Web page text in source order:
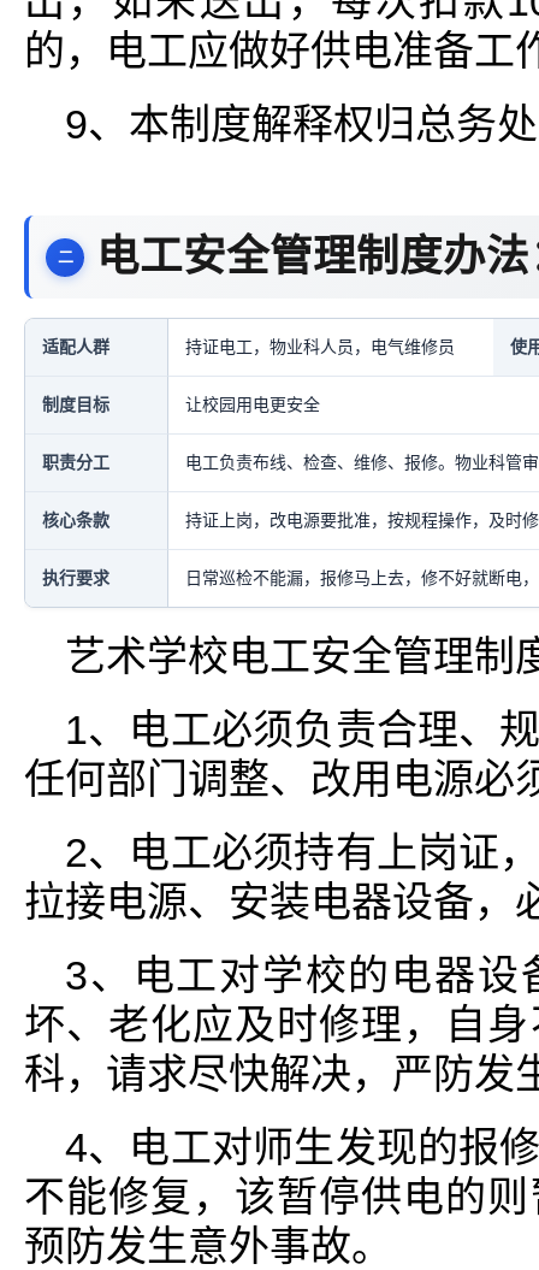
的，电工应做好供电准备工
9、本制度解释权归总务
电工安全管理制度办
适配人群 持证电工，物业科人员，电气维修员 使
制度目标 让校园用电更安全
职责分工 电工负责布线、检查、维修、报修。物业科管
核心条款 持证上岗，改电源要批准，按规程操作，及时
执行要求 日常巡检不能漏，报修马上去，修不好就断电
艺术学校电工安全管理制
1、电工必须负责合理、
任何部门调整、改用电源必
2、电工必须持有上岗证
拉接电源、安装电器设备，
3、电工对学校的电器设
坏、老化应及时修理，自
科，请求尽快解决，严防发
4、电工对师生发现的报
不能修复，该暂停供电的
预防发生意外事故。